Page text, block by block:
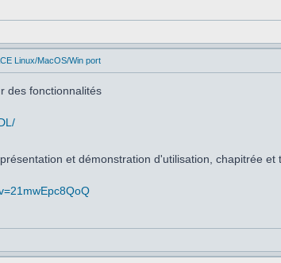
Linux/MacOS/Win port
des fonctionnalités
et démonstration d'utilisation, chapitrée et